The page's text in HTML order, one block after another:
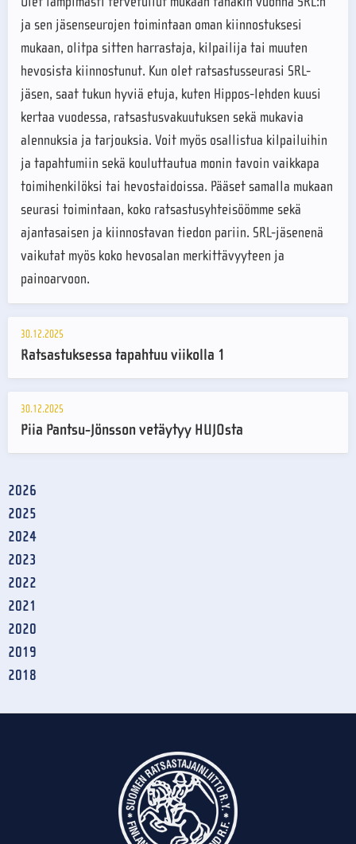
ja sen jäsenseurojen toimintaan oman kiinnostuksesi
mukaan, olitpa sitten harrastaja, kilpailija tai muuten
hevosista kiinnostunut. Kun olet ratsastusseurasi SRL-
jäsen, saat tukun hyviä etuja, kuten Hippos-lehden kuusi
kertaa vuodessa, ratsastusvakuutuksen sekä mukavia
alennuksia ja tarjouksia. Voit myös osallistua kilpailuihin
ja tapahtumiin sekä kouluttautua monin tavoin vaikkapa
toimihenkilöksi tai hevostaidoissa. Pääset samalla mukaan
seurasi toimintaan, koko ratsastusyhteisöömme sekä
ajantasaisen ja kiinnostavan tiedon pariin. SRL-jäsenenä
vaikutat myös koko hevosalan merkittävyyteen ja
painoarvoon.
30.12.2025
Ratsastuksessa tapahtuu viikolla 1
30.12.2025
Piia Pantsu-Jönsson vetäytyy HUJOsta
2026
2025
2024
2023
2022
2021
2020
2019
2018